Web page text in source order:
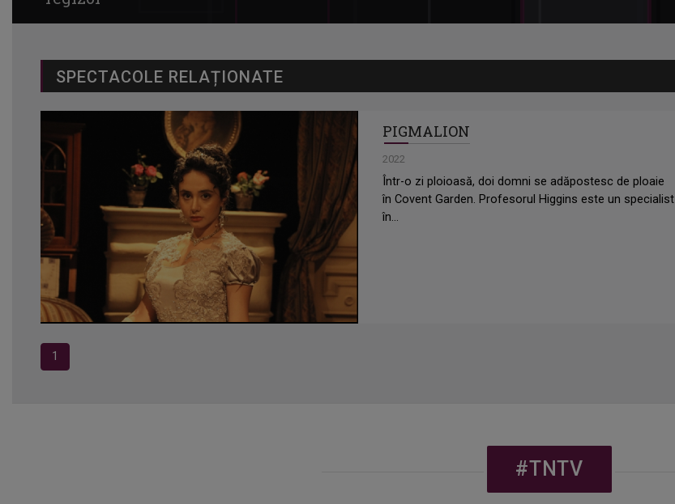
SPECTACOLE RELAȚIONATE
PIGMALION
2022
Într-o zi ploioasă, doi domni se adăpostesc de ploaie
în Covent Garden. Profesorul Higgins este un specialist
în...
1
#TNTV